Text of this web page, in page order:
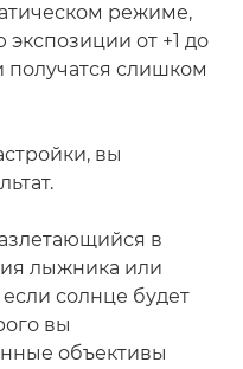
режиме,
от +1 до
получатся слишком
вы
в
лыжника или
солнце будет
вы
объективы